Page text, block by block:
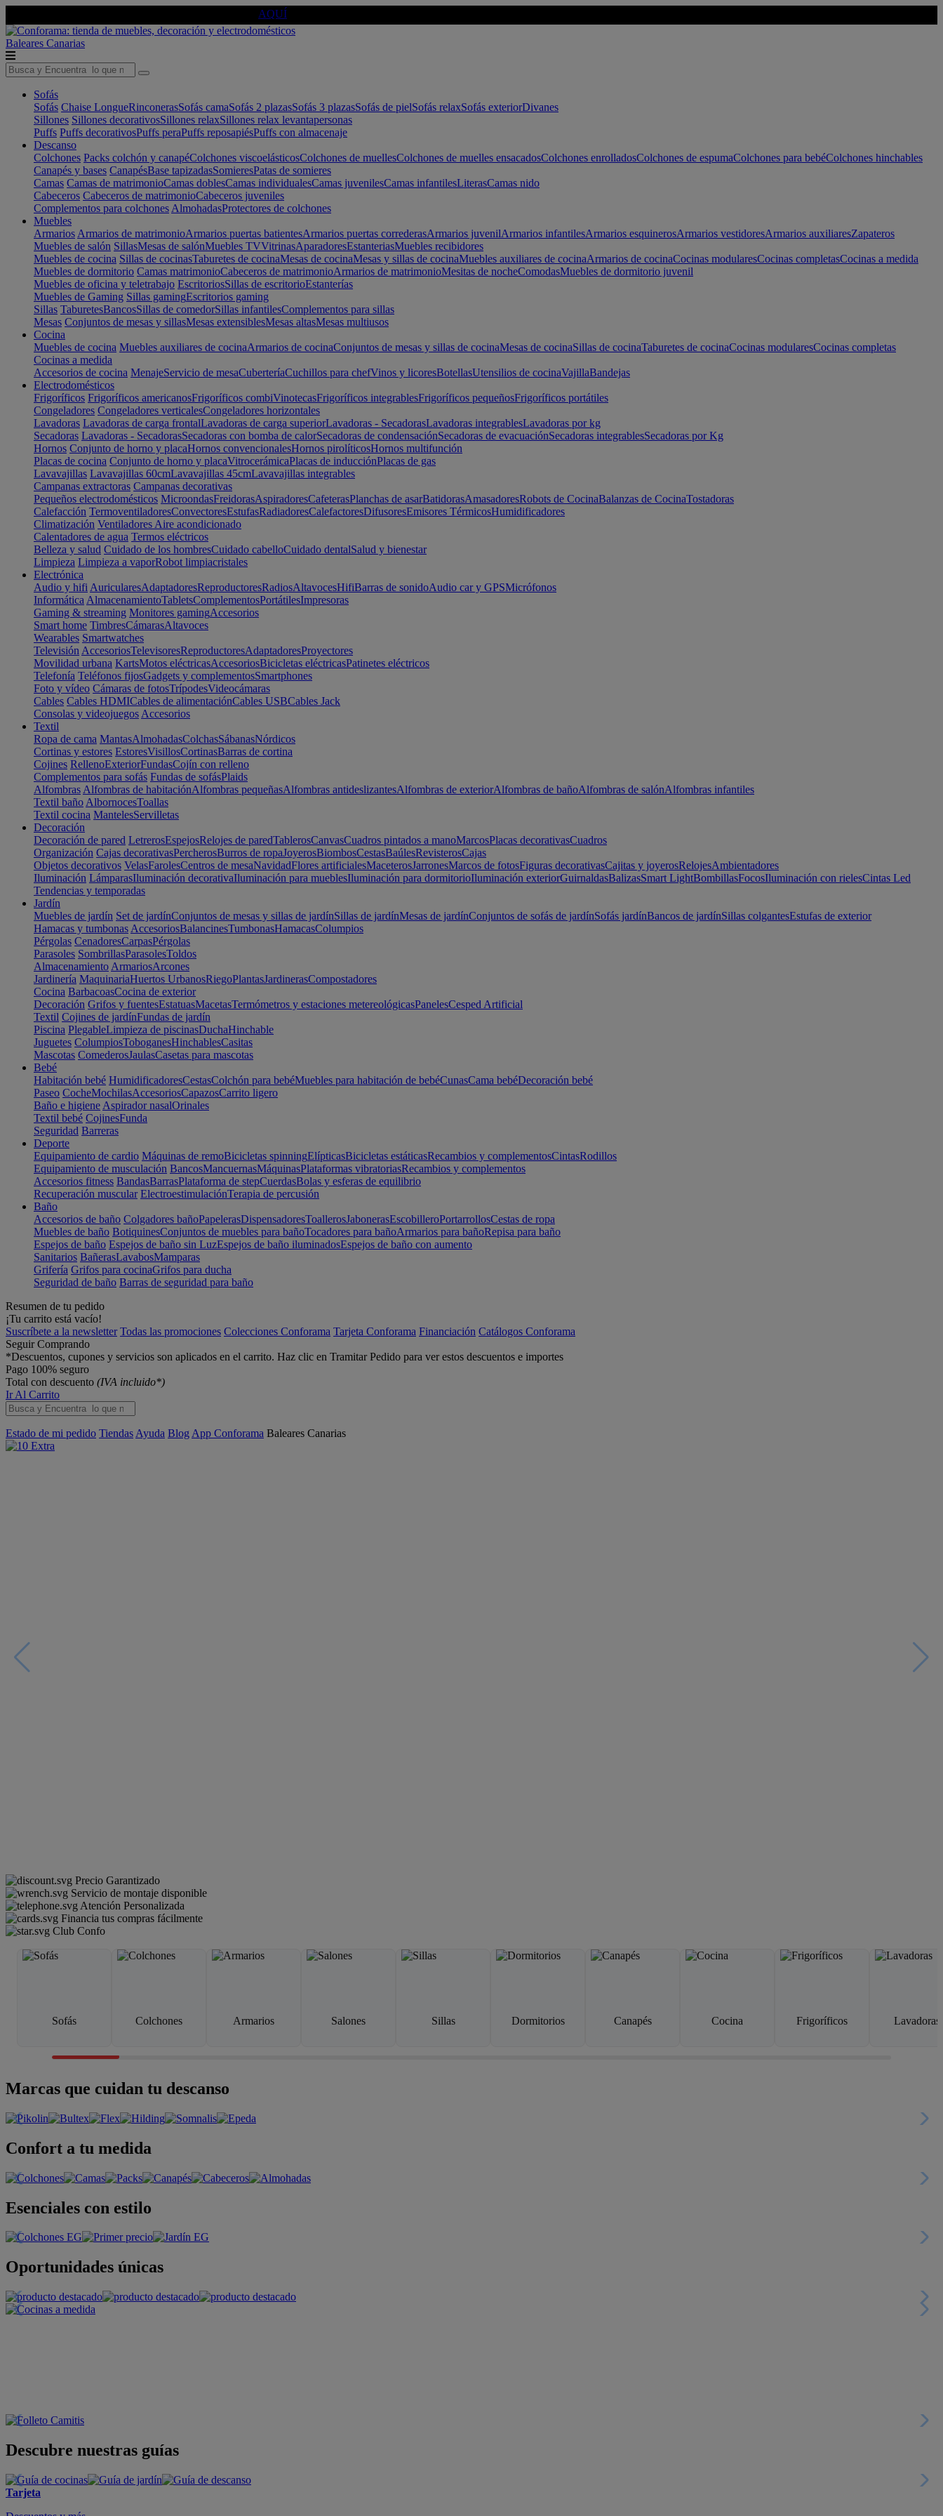
AQUÍ
Baleares Canarias
Sofás
Sofás Chaise LongueRinconerasSofás camaSofás 2 plazasSofás 3 plazasSofás de pielSofás relaxSofás exteriorDivanes
Sillones Sillones decorativosSillones relaxSillones relax levantapersonas
Puffs Puffs decorativosPuffs peraPuffs reposapiésPuffs con almacenaje
Descanso
Colchones Packs colchón y canapéColchones viscoelásticosColchones de muellesColchones de muelles ensacadosColchones enrolladosColchones de espumaColchones para bebéColchones hinchables
Canapés y bases CanapésBase tapizadasSomieresPatas de somieres
Camas Camas de matrimonioCamas doblesCamas individualesCamas juvenilesCamas infantilesLiterasCamas nido
Cabeceros Cabeceros de matrimonioCabeceros juveniles
Complementos para colchones AlmohadasProtectores de colchones
Muebles
Armarios Armarios de matrimonioArmarios puertas batientesArmarios puertas correderasArmarios juvenilArmarios infantilesArmarios esquinerosArmarios vestidoresArmarios auxiliaresZapateros
Muebles de salón SillasMesas de salónMuebles TVVitrinasAparadoresEstanteriasMuebles recibidores
Muebles de cocina Sillas de cocinasTaburetes de cocinaMesas de cocinaMesas y sillas de cocinaMuebles auxiliares de cocinaArmarios de cocinaCocinas modularesCocinas completasCocinas a medida
Muebles de dormitorio Camas matrimonioCabeceros de matrimonioArmarios de matrimonioMesitas de nocheComodasMuebles de dormitorio juvenil
Muebles de oficina y teletrabajo EscritoriosSillas de escritorioEstanterías
Muebles de Gaming Sillas gamingEscritorios gaming
Sillas TaburetesBancosSillas de comedorSillas infantilesComplementos para sillas
Mesas Conjuntos de mesas y sillasMesas extensiblesMesas altasMesas multiusos
Cocina
Muebles de cocina Muebles auxiliares de cocinaArmarios de cocinaConjuntos de mesas y sillas de cocinaMesas de cocinaSillas de cocinaTaburetes de cocinaCocinas modularesCocinas completas
Cocinas a medida
Accesorios de cocina MenajeServicio de mesaCuberteríaCuchillos para chefVinos y licoresBotellasUtensilios de cocinaVajillaBandejas
Electrodomésticos
Frigoríficos Frigoríficos americanosFrigoríficos combiVinotecasFrigoríficos integrablesFrigoríficos pequeñosFrigoríficos portátiles
Congeladores Congeladores verticalesCongeladores horizontales
Lavadoras Lavadoras de carga frontalLavadoras de carga superiorLavadoras - SecadorasLavadoras integrablesLavadoras por kg
Secadoras Lavadoras - SecadorasSecadoras con bomba de calorSecadoras de condensaciónSecadoras de evacuaciónSecadoras integrablesSecadoras por Kg
Hornos Conjunto de horno y placaHornos convencionalesHornos pirolíticosHornos multifunción
Placas de cocina Conjunto de horno y placaVitrocerámicaPlacas de inducciónPlacas de gas
Lavavajillas Lavavajillas 60cmLavavajillas 45cmLavavajillas integrables
Campanas extractoras Campanas decorativas
Pequeños electrodomésticos MicroondasFreidorasAspiradoresCafeterasPlanchas de asarBatidorasAmasadoresRobots de CocinaBalanzas de CocinaTostadoras
Calefacción TermoventiladoresConvectoresEstufasRadiadoresCalefactoresDifusoresEmisores TérmicosHumidificadores
Climatización Ventiladores Aire acondicionado
Calentadores de agua Termos eléctricos
Belleza y salud Cuidado de los hombresCuidado cabelloCuidado dentalSalud y bienestar
Limpieza Limpieza a vaporRobot limpiacristales
Electrónica
Audio y hifi AuricularesAdaptadoresReproductoresRadiosAltavocesHifiBarras de sonidoAudio car y GPSMicrófonos
Informática AlmacenamientoTabletsComplementosPortátilesImpresoras
Gaming & streaming Monitores gamingAccesorios
Smart home TimbresCámarasAltavoces
Wearables Smartwatches
Televisión AccesoriosTelevisoresReproductoresAdaptadoresProyectores
Movilidad urbana KartsMotos eléctricasAccesoriosBicicletas eléctricasPatinetes eléctricos
Telefonía Teléfonos fijosGadgets y complementosSmartphones
Foto y vídeo Cámaras de fotosTrípodesVideocámaras
Cables Cables HDMICables de alimentaciónCables USBCables Jack
Consolas y videojuegos Accesorios
Textil
Ropa de cama MantasAlmohadasColchasSábanasNórdicos
Cortinas y estores EstoresVisillosCortinasBarras de cortina
Cojines RellenoExteriorFundasCojín con relleno
Complementos para sofás Fundas de sofásPlaids
Alfombras Alfombras de habitaciónAlfombras pequeñasAlfombras antideslizantesAlfombras de exteriorAlfombras de bañoAlfombras de salónAlfombras infantiles
Textil baño AlbornocesToallas
Textil cocina MantelesServilletas
Decoración
Decoración de pared LetrerosEspejosRelojes de paredTablerosCanvasCuadros pintados a manoMarcosPlacas decorativasCuadros
Organización Cajas decorativasPercherosBurros de ropaJoyerosBiombosCestasBaúlesRevisterosCajas
Objetos decorativos VelasFarolesCentros de mesaNavidadFlores artificialesMaceterosJarronesMarcos de fotosFiguras decorativasCajitas y joyerosRelojesAmbientadores
Iluminación LámparasIluminación decorativaIluminación para mueblesIluminación para dormitorioIluminación exteriorGuirnaldasBalizasSmart LightBombillasFocosIluminación con rielesCintas Led
Tendencias y temporadas
Jardín
Muebles de jardín Set de jardínConjuntos de mesas y sillas de jardínSillas de jardínMesas de jardínConjuntos de sofás de jardínSofás jardínBancos de jardínSillas colgantesEstufas de exterior
Hamacas y tumbonas AccesoriosBalancinesTumbonasHamacasColumpios
Pérgolas CenadoresCarpasPérgolas
Parasoles SombrillasParasolesToldos
Almacenamiento ArmariosArcones
Jardinería MaquinariaHuertos UrbanosRiegoPlantasJardinerasCompostadores
Cocina BarbacoasCocina de exterior
Decoración Grifos y fuentesEstatuasMacetasTermómetros y estaciones metereológicasPanelesCesped Artificial
Textil Cojines de jardínFundas de jardín
Piscina PlegableLimpieza de piscinasDuchaHinchable
Juguetes ColumpiosToboganesHinchablesCasitas
Mascotas ComederosJaulasCasetas para mascotas
Bebé
Habitación bebé HumidificadoresCestasColchón para bebéMuebles para habitación de bebéCunasCama bebéDecoración bebé
Paseo CocheMochilasAccesoriosCapazosCarrito ligero
Baño e higiene Aspirador nasalOrinales
Textil bebé CojinesFunda
Seguridad Barreras
Deporte
Equipamiento de cardio Máquinas de remoBicicletas spinningElípticasBicicletas estáticasRecambios y complementosCintasRodillos
Equipamiento de musculación BancosMancuernasMáquinasPlataformas vibratoriasRecambios y complementos
Accesorios fitness BandasBarrasPlataforma de stepCuerdasBolas y esferas de equilibrio
Recuperación muscular ElectroestimulaciónTerapia de percusión
Baño
Accesorios de baño Colgadores bañoPapelerasDispensadoresToallerosJabonerasEscobilleroPortarrollosCestas de ropa
Muebles de baño BotiquinesConjuntos de muebles para bañoTocadores para bañoArmarios para bañoRepisa para baño
Espejos de baño Espejos de baño sin LuzEspejos de baño iluminadosEspejos de baño con aumento
Sanitarios BañerasLavabosMamparas
Grifería Grifos para cocinaGrifos para ducha
Seguridad de baño Barras de seguridad para baño
Resumen de tu pedido
¡Tu carrito está vacío!
Suscríbete a la newsletter Todas las promociones Colecciones Conforama Tarjeta Conforama Financiación Catálogos Conforama
Seguir Comprando
*Descuentos, cupones y servicios son aplicados en el carrito. Haz clic en Tramitar Pedido para ver estos descuentos e importes
Pago 100% seguro
Total con descuento (IVA incluido*)
Ir Al Carrito
Estado de mi pedido Tiendas Ayuda Blog App Conforama Baleares Canarias
Precio Garantizado
Servicio de montaje disponible
Atención Personalizada
Financia tus compras fácilmente
Club Confo
Sofás Colchones Armarios Salones Sillas Dormitorios Canapés Cocina Frigoríficos Lavadoras
Marcas que cuidan tu descanso
Confort a tu medida
Esenciales con estilo
Oportunidades únicas
Descubre nuestras guías
Tarjeta